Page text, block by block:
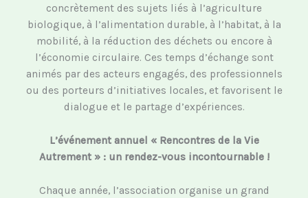
concrètement des sujets liés à l’agriculture
biologique, à l’alimentation durable, à l’habitat, à la
mobilité, à la réduction des déchets ou encore à
l’économie circulaire. Ces temps d’échange sont
animés par des acteurs engagés, des professionnels
ou des porteurs d’initiatives locales, et favorisent le
dialogue et le partage d’expériences.
L’événement annuel « Rencontres de la Vie
Autrement » : un rendez-vous incontournable !
Chaque année, l’association organise un grand